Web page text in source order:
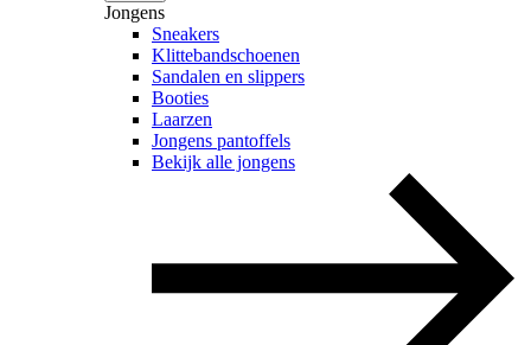
Jongens
Sneakers
Klittebandschoenen
Sandalen en slippers
Booties
Laarzen
Jongens pantoffels
Bekijk alle jongens